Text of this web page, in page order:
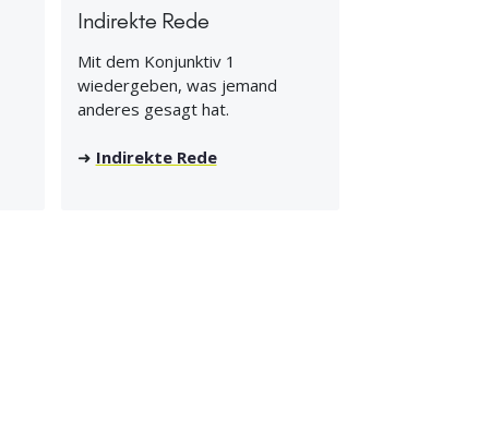
Indirekte Rede
Mit dem Konjunktiv 1
wiedergeben, was jemand
anderes gesagt hat.
➜ Indirekte Rede